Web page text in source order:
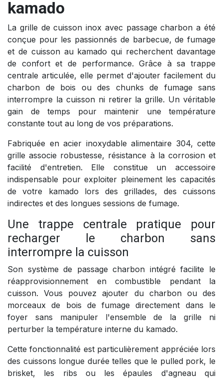
kamado
La grille de cuisson inox avec passage charbon a été
conçue pour les passionnés de barbecue, de fumage
et de cuisson au kamado qui recherchent davantage
de confort et de performance. Grâce à sa trappe
centrale articulée, elle permet d'ajouter facilement du
charbon de bois ou des chunks de fumage sans
interrompre la cuisson ni retirer la grille. Un véritable
gain de temps pour maintenir une température
constante tout au long de vos préparations.
Fabriquée en acier inoxydable alimentaire 304, cette
grille associe robustesse, résistance à la corrosion et
facilité d'entretien. Elle constitue un accessoire
indispensable pour exploiter pleinement les capacités
de votre kamado lors des grillades, des cuissons
indirectes et des longues sessions de fumage.
Une trappe centrale pratique pour
recharger le charbon sans
interrompre la cuisson
Son système de passage charbon intégré facilite le
réapprovisionnement en combustible pendant la
cuisson. Vous pouvez ajouter du charbon ou des
morceaux de bois de fumage directement dans le
foyer sans manipuler l'ensemble de la grille ni
perturber la température interne du kamado.
Cette fonctionnalité est particulièrement appréciée lors
des cuissons longue durée telles que le pulled pork, le
brisket, les ribs ou les épaules d'agneau qui